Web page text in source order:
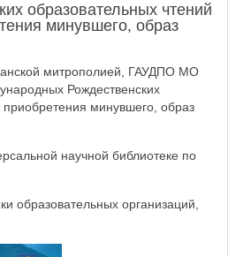
образовательных чтений
минувшего, образ
митрополией, ГАУДПО МО
Рождественских
приобретения минувшего, образ
научной библиотеке по
образовательных организаций,